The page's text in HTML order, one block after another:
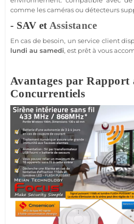
comme les caméras ou détecteurs
- SAV et Assistance
En cas de besoin, un service client
lundi au samedi, est prêt à vous
Avantages par Rapport
Concurrentiels